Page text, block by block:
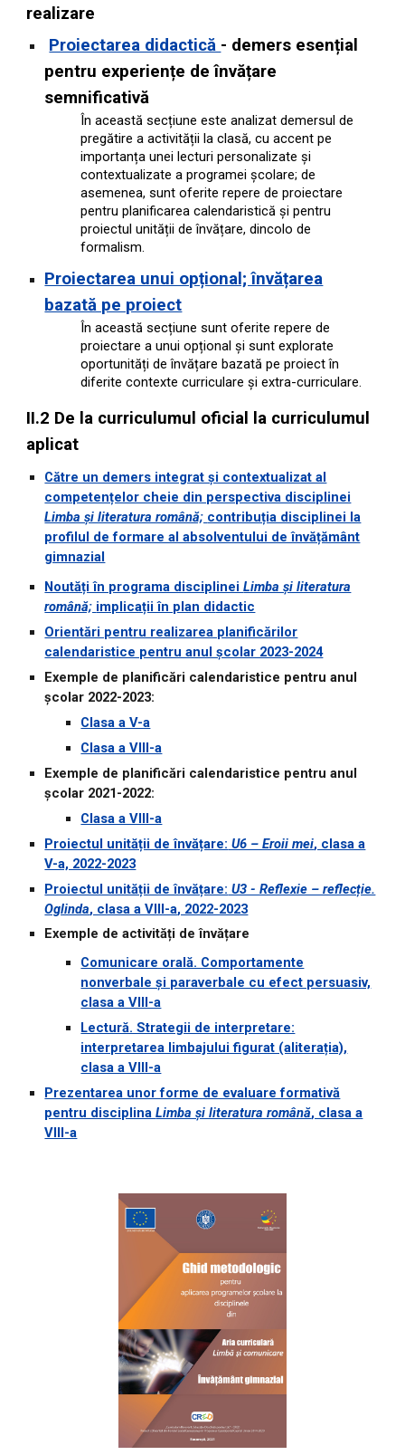
realizare
Proiectarea didactică - demers esențial
pentru experiențe de învățare
semnificativă
În această secțiune este analizat demersul de
pregătire a activității la clasă, cu accent pe
importanța unei lecturi personalizate și
contextualizate a programei școlare; de
asemenea, sunt oferite repere de proiectare
pentru planificarea calendaristică și pentru
proiectul unității de învățare, dincolo de
formalism.
Proiectarea unui opțional; învățarea
bazată pe proiect
În această secțiune sunt oferite repere de
proiectare a unui opțional și sunt explorate
oportunități de învățare bazată pe proiect în
diferite contexte curriculare și extra-curriculare.
II.2 De la curriculumul oficial la curriculumul
aplicat
Către un demers integrat și contextualizat al
competențelor cheie din perspectiva disciplinei
Limba și literatura română; contribuția disciplinei la
profilul de formare al absolventului de învățământ
gimnazial
Noutăți în programa disciplineiLimba și literatura
română; implicații în plan didactic
Orientări pentru realizarea planificărilor
calendaristice pentru anul școlar 2023-2024
Exemple de planificări calendaristice pentru anul
școlar 2022-2023:
Clasa a V-a
Clasa a VIII-a
Exemple de planificări calendaristice pentru anul
școlar 2021-2022:
Clasa a VIII-a
Proiectul unității de învățare: U6 – Eroii mei, clasa a
V-a, 2022-2023
Proiectul unității de învățare: U3 - Reflexie – reflecție.
Oglinda, clasa a VIII-a, 2022-2023
Exemple de activități de învățare
Comunicare orală. Comportamente
nonverbale și paraverbale cu efect persuasiv,
clasa a VIII-a
Lectură. Strategii de interpretare:
interpretarea limbajului figurat (aliterația),
clasa a VIII-a
Prezentarea unor forme de evaluare formativă
pentru disciplinaLimba și literatura română, clasa a
VIII-a